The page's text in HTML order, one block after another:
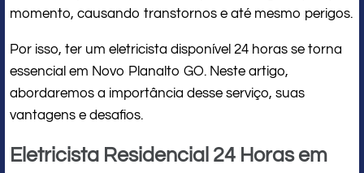
momento, causando transtornos e até mesmo perigos.
Por isso, ter um eletricista disponível 24 horas se torna
essencial em Novo Planalto GO. Neste artigo,
abordaremos a importância desse serviço, suas
vantagens e desafios.
Eletricista Residencial 24 Horas em